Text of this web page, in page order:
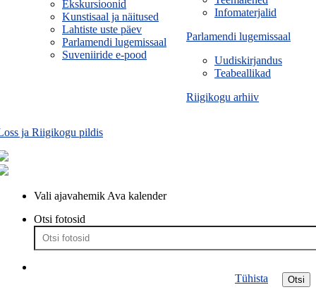
Infomaterjalid
Parlamendi lugemissaal
Uudiskirjandus
Teabeallikad
Riigikogu arhiiv
Ekskursioonid
Kunstisaal ja näitused
Lahtiste uste päev
Parlamendi lugemissaal
Suveniiride e-pood
ja Riigikogu pildis
Vali ajavahemik Ava kalender
Otsi fotosid
Otsi
Tühista